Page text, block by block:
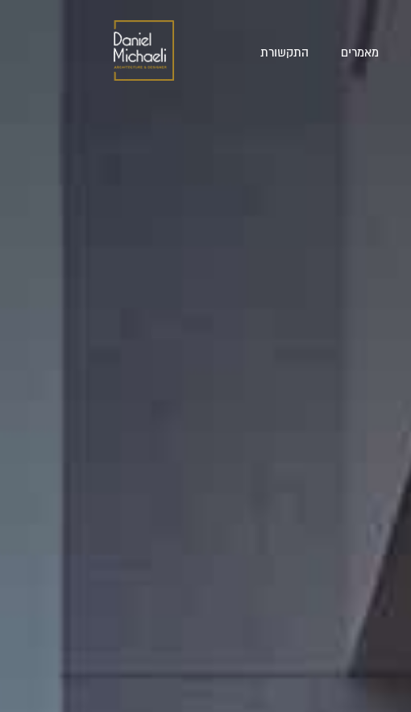
מאמרים התקשורת